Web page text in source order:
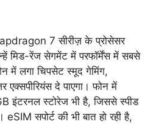
7 सीरीज़ के प्रोसेसर
मिड-रेंज सेगमेंट में परफॉर्मेंस में सबसे
में लगा चिपसेट स्मूद गेमिंग,
एक्सपीरियंस दे पाएगा। फोन में
इंटरनल स्टोरेज भी है, जिससे स्पीड
सपोर्ट की भी बात हो रही है,